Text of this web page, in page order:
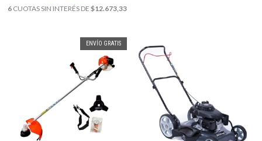
6CUOTAS SIN INTERÉS DE $12.673,33
ENVÍO GRATIS